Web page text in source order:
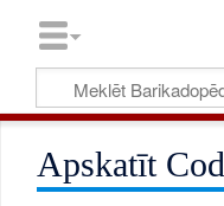
Apskatīt